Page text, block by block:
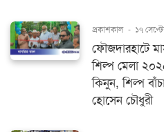
প্রকাশকাল - ১৭
ফৌজদারহাটে
শিল্প মেলা
কিনুন, শিল্প
হোসেন চৌধুরী